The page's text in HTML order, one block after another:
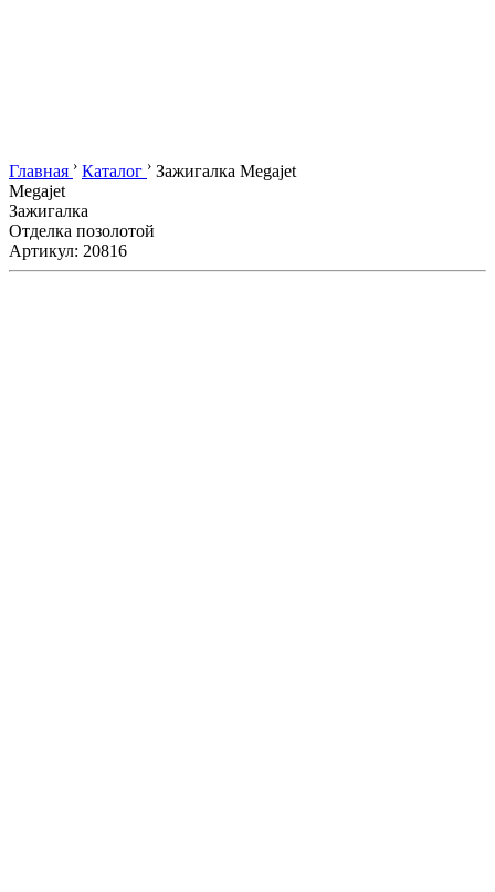
Главная › Каталог › Зажигалка Megajet
Megajet
Зажигалка
Отделка позолотой
Артикул: 20816